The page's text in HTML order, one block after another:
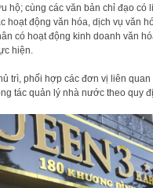
hộ; cùng các văn bản chỉ đạo có
hoạt động văn hóa, dịch vụ văn
có hoạt động kinh doanh văn
hiện.
trì, phối hợp các đơn vị liên
tác quản lý nhà nước theo quy